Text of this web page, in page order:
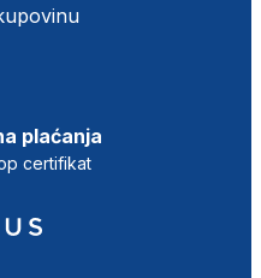
plaćanja
certifikat